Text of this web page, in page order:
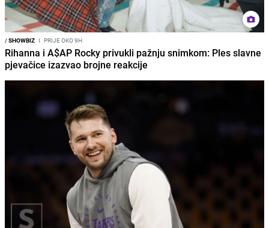
/SHOWBIZ I PRIJE OKO 9H
Rihanna i A$AP Rocky privukli pažnju snimkom: Ples slavne
pjevačice izazvao brojne reakcije